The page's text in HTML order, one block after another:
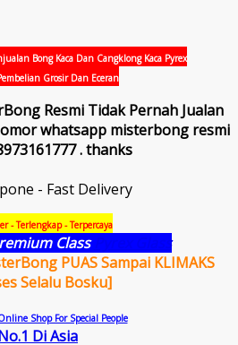
Bong Kaca Dan Cangklong Kaca Pyrex
Grosir Dan Eceran
Resmi Tidak Pernah Jualan
whatsapp misterbong resmi
. thanks
- Fast Delivery
- Terlengkap - Terpercaya
Class
PUAS Sampai KLIMAKS
Selalu Bosku]
Shop For Special People
Di Asia